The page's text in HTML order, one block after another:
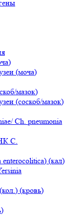
(моча)
мазок)
(соскоб/мазок)
Ch. pneumonia
C.
(кал)
(кровь)